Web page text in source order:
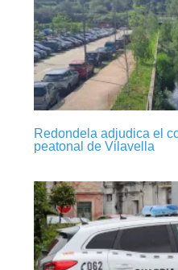
Redondela adjudica el
peatonal de Vilavella